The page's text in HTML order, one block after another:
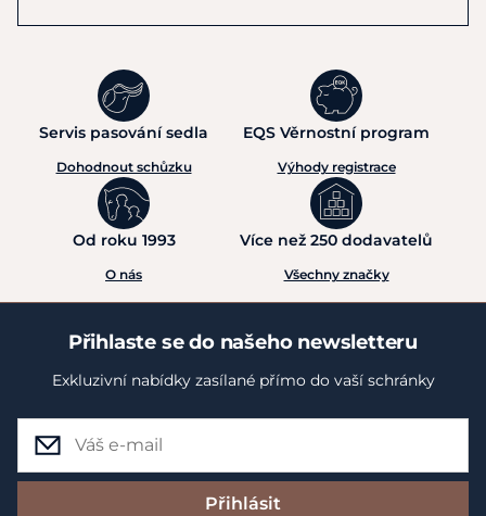
Servis pasování sedla
Dohodnout schůzku
EQS Věrnostní program
Výhody registrace
Od roku 1993
O nás
Více než 250 dodavatelů
Všechny značky
Přihlaste se do našeho newsletteru
Exkluzivní nabídky zasílané přímo do vaší schránky
Přihlásit